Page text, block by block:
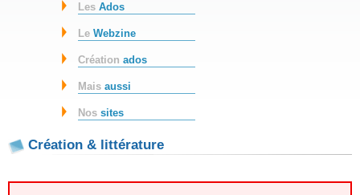
LesAdos
LeWebzine
Créationados
Maisaussi
Nossites
Création & littérature